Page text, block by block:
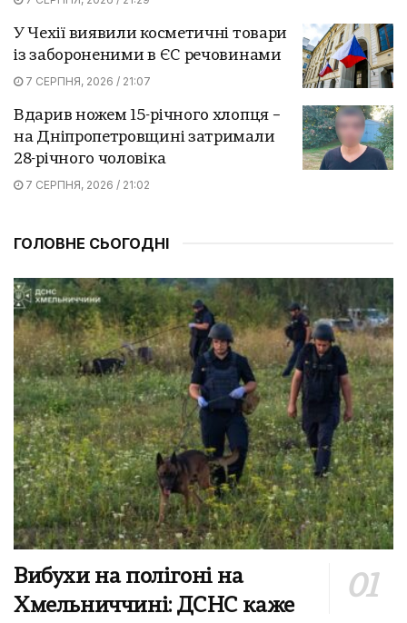
У Чехії виявили косметичні товари
із забороненими в ЄС речовинами
7 СЕРПНЯ, 2026 / 21:07
Вдарив ножем 15-річного хлопця –
на Дніпропетровщині затримали
28-річного чоловіка
7 СЕРПНЯ, 2026 / 21:02
ГОЛОВНЕ СЬОГОДНІ
Вибухи на полігоні на
Хмельниччині: ДСНС каже